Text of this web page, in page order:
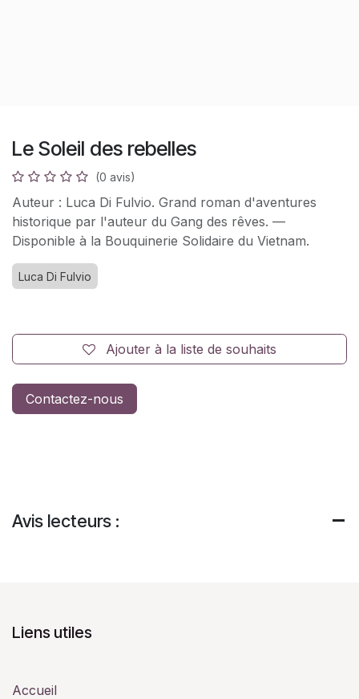
Le Soleil des rebelles
(0 avis)
Auteur : Luca Di Fulvio. Grand roman d'aventures
historique par l'auteur du Gang des rêves. —
Disponible à la Bouquinerie Solidaire du Vietnam.
Luca Di Fulvio
Ajouter à la liste de souhaits
Contactez-nous
Avis lecteurs :
Liens utiles
Accueil